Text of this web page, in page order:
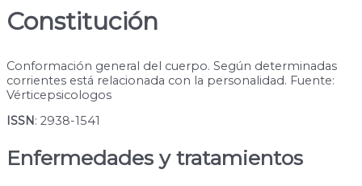
Constitución
Conformación general del cuerpo. Según determinadas
corrientes está relacionada con la personalidad. Fuente:
Vérticepsicologos
ISSN: 2938-1541
Enfermedades y tratamientos